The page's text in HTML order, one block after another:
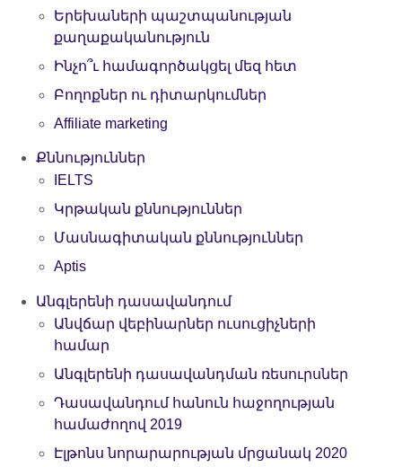
Երեխաների պաշտպանության
քաղաքականություն
Ինչո՞ւ համագործակցել մեզ հետ
Բողոքներ ու դիտարկումներ
Affiliate marketing
Քննություններ
IELTS
Կրթական քննություններ
Մասնագիտական քննություններ
Aptis
Անգլերենի դասավանդում
Անվճար վեբինարներ ուսուցիչների
համար
Անգլերենի դասավանդման ռեսուրսներ
Դասավանդում հանուն հաջողության
համաժողով 2019
Էլթոնս նորարարության մրցանակ 2020